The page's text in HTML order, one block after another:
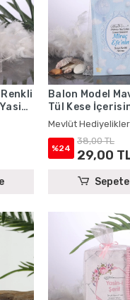
Balon Model
Tül Kese
Kitabı ve
Hediyelikleri
Mevlüt
%24
38,00 TL
29,00